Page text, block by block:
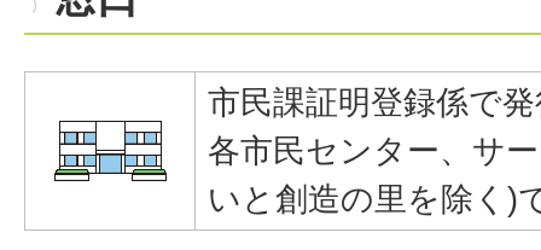
市民課証明登録係で
各市民センター、サ
いと創造の里を除く)